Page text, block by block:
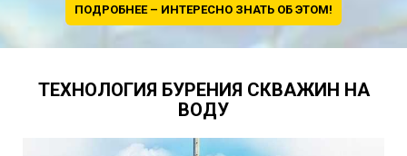
ПОДРОБНЕЕ – ИНТЕРЕСНО ЗНАТЬ ОБ ЭТОМ!
ТЕХНОЛОГИЯ БУРЕНИЯ СКВАЖИН НА
ВОДУ